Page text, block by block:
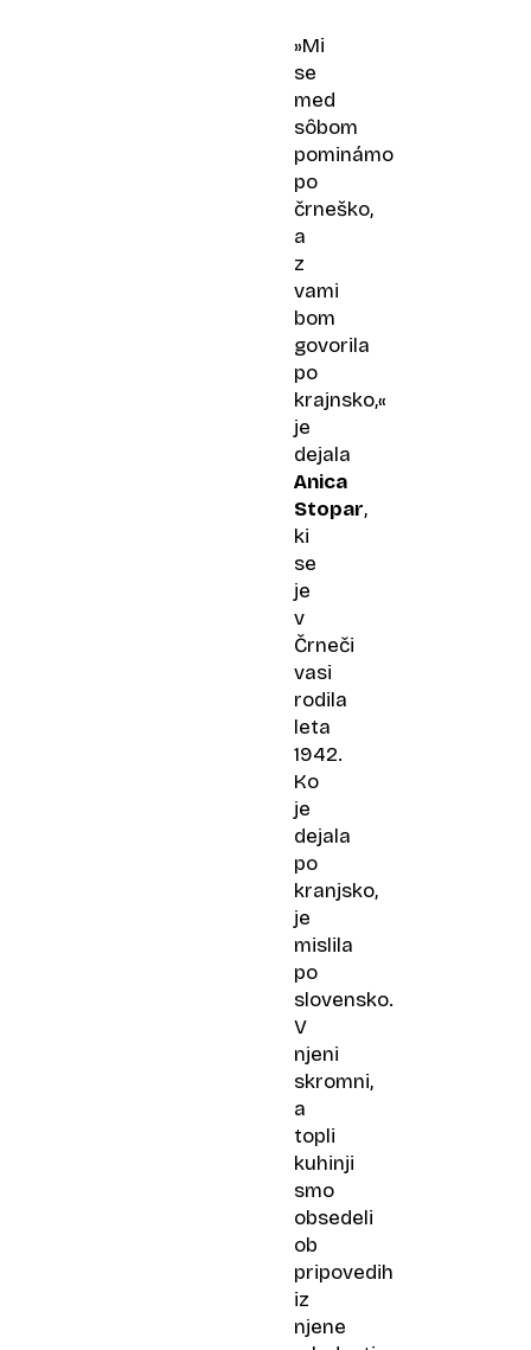
»Mi
se
med
sôbom
pominámo
po
črneško,
a
z
vami
bom
govorila
po
krajnsko,«
je
dejala
Anica
Stopar,
ki
se
je
v
Črneči
vasi
rodila
leta
1942.
Ko
je
dejala
po
kranjsko,
je
mislila
po
slovensko.
V
njeni
skromni,
a
topli
kuhinji
smo
obsedeli
ob
pripovedih
iz
njene